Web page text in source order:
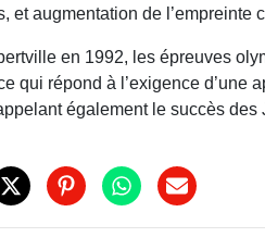
augmentation de l’empreinte
en 1992, les épreuves
qui répond à l’exigence d’une
également le succès des